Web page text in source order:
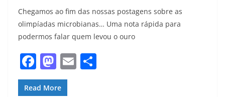
Chegamos ao fim das nossas postagens sobre as
olimpíadas microbianas… Uma nota rápida para
podermos falar quem levou o ouro
F
a
M
a
E
Read More